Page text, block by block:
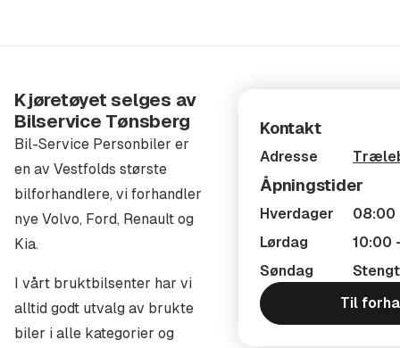
FERDIG MONTERT
Snakk med oss om levering av bil med Hengerfeste,
Takboks, DAB+, DEFA Homelink og Webasto
Parkeringsvarmer til en gunstig pris. Ta kontakt for mer
informasjon!
Vi ligger ca.20 min. kjøring fra Sandefjord Lufthavn
Torp og 5 min. fra togstasjonen i Tønsberg. Vi henter
deg gjerne om du kommer til oss med tog eller fly.
Bil-Service AS er en av Vestfolds største
Kjøretøyet selges av
Bilservice Tønsberg
Bil-Service Personbiler er
en av Vestfolds største
bilforhandlere, vi forhandler
nye Volvo, Ford, Renault og
Kia.
I vårt bruktbilsenter har vi
alltid godt utvalg av brukte
biler i alle kategorier og
Kontakt
Adresse
Åpningstider
Hverdager
08:00
Lørdag
10:00
Søndag
Stengt
Til